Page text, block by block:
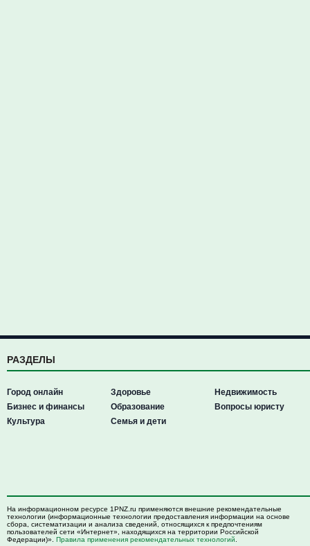
РАЗДЕЛЫ
Город онлайн
Бизнес и финансы
Культура
Здоровье
Образование
Семья и дети
Недвижимость
Вопросы юристу
На информационном ресурсе 1PNZ.ru применяются внешние рекомендательные
технологии (информационные технологии предоставления информации на основе
сбора, систематизации и анализа сведений, относящихся к предпочтениям
пользователей сети «Интернет», находящихся на территории Российской
Федерации)». Правила применения рекомендательных технологий